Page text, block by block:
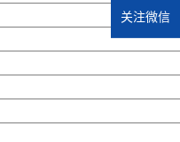
关注微信